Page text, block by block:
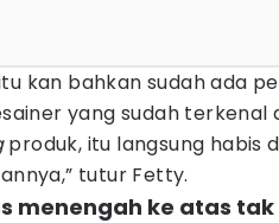
kan bahkan sudah ada
yang sudah terkenal
produk, itu langsung habis
tutur Fetty.
menengah ke atas